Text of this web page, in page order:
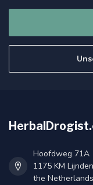
Hoofdweg 71A
1175 KM Lijnden
the Netherlands